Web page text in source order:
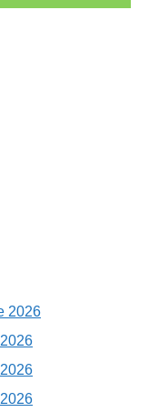
2026